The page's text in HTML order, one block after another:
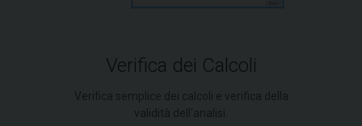
Verifica dei Calcoli
Verifica semplice dei calcoli e verifica della
validità dell'analisi.